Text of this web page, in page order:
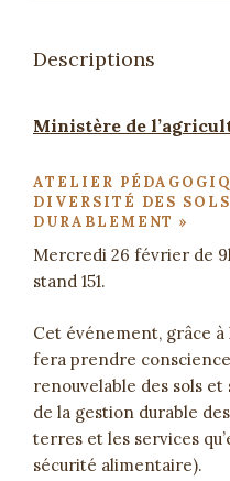
Descriptions
Ministère de
ATELIER
DIVERSITÉ DES
DURABLEMENT »
Mercredi 26 février de
stand 151.
Cet événement, grâce
fera prendre
renouvelable des sols
de la gestion durable
terres et les services
sécurité alimentaire).